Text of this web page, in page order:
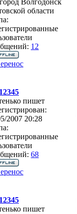
город Волгодонск
области
12
пишет
2007 20:28
68
пишет